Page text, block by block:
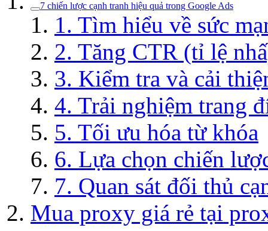
7 chiến lược cạnh tranh hiệu quả trong Google Ads
1. Tìm hiểu về sức
2. Tăng CTR (tỉ lệ
3. Kiểm tra và cải
4. Trải nghiệm trang
5. Tối ưu hóa từ khóa
6. Lựa chọn chiến
7. Quan sát đối thủ
Mua proxy giá rẻ tại